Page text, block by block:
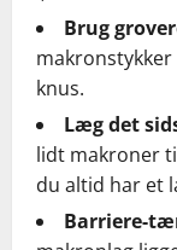
Brug
knus.
Læg det
lidt makroner
du altid har et
Barriere-